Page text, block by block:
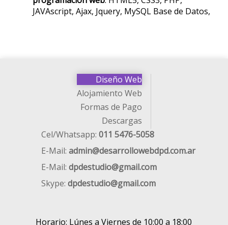
JAVAscript, Ajax, Jquery, MySQL Base de Datos,
Diseño Web
Alojamiento Web
Formas de Pago
Descargas
Cel/Whatsapp:011 5476-5058
E-Mail:admin@desarrollowebdpd.com.ar
E-Mail:dpdestudio@gmail.com
Skype:dpdestudio@gmail.com
Horario: Lúnes a Viernes de 10:00 a 18:00